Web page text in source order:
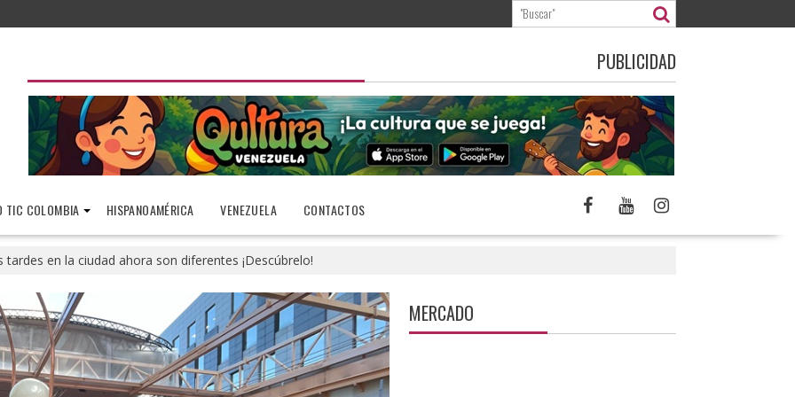
PUBLICIDAD
TIC COLOMBIA HISPANOAMÉRICA VENEZUELA CONTACTOS
tardes en la ciudad ahora son diferentes ¡Descúbrelo!
MERCADO